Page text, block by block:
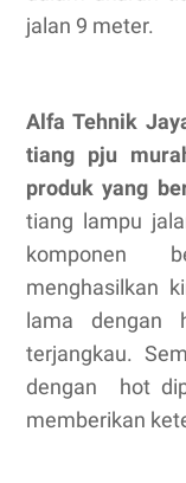
jalan 9 meter.
Alfa Tehnik
tiang pju
produk yang
tiang lampu
komponen
menghasilkan
lama dengan
terjangkau.
dengan hot
memberikan